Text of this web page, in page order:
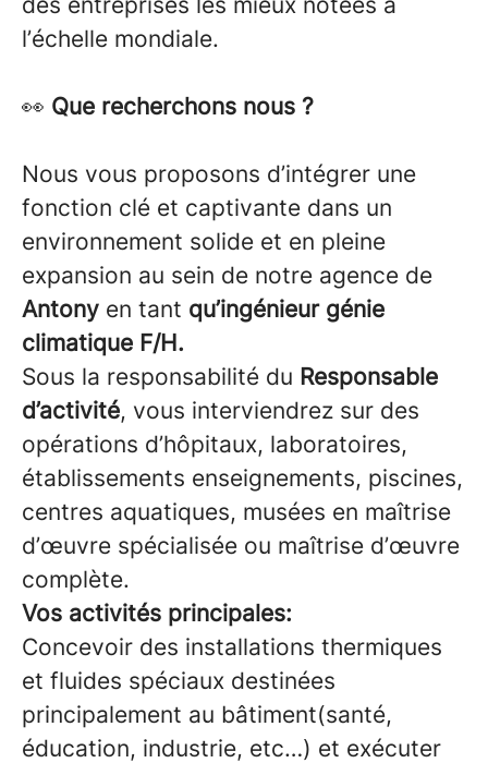
l’échelle mondiale.
👀 Que recherchons nous ?
Nous vous proposons d’intégrer une
fonction clé et captivante dans un
environnement solide et en pleine
expansion au sein de notre agence de
Antony en tant qu’ingénieur génie
climatique F/H.
Sous la responsabilité du Responsable
d’activité, vous interviendrez sur des
opérations d’hôpitaux, laboratoires,
établissements enseignements, piscines,
centres aquatiques, musées en maîtrise
d’œuvre spécialisée ou maîtrise d’œuvre
complète.
Vos activités principales:
Concevoir des installations thermiques
et fluides spéciaux destinées
principalement au bâtiment(santé,
éducation, industrie, etc…) et exécuter